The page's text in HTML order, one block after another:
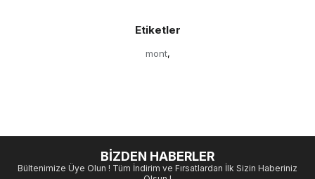
Etiketler
mont,
BİZDEN HABERLER
Bültenimize Üye Olun ! Tüm İndirim ve Fırsatlardan İlk Sizin Haberiniz